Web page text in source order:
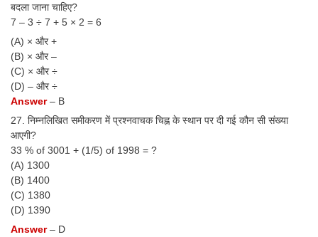
बदला जाना चाहिए?
7 – 3 ÷ 7 + 5 × 2 = 6
(A) × और +
(B) × और –
(C) × और ÷
(D) – और ÷
Answer– B
27. निम्नलिखित समीकरण में प्रश्नवाचक चिह्न के स्थान पर दी गई कौन सी संख्या
आएगी?
33 % of 3001 + (1/5) of 1998 = ?
(A) 1300
(B) 1400
(C) 1380
(D) 1390
Answer– D